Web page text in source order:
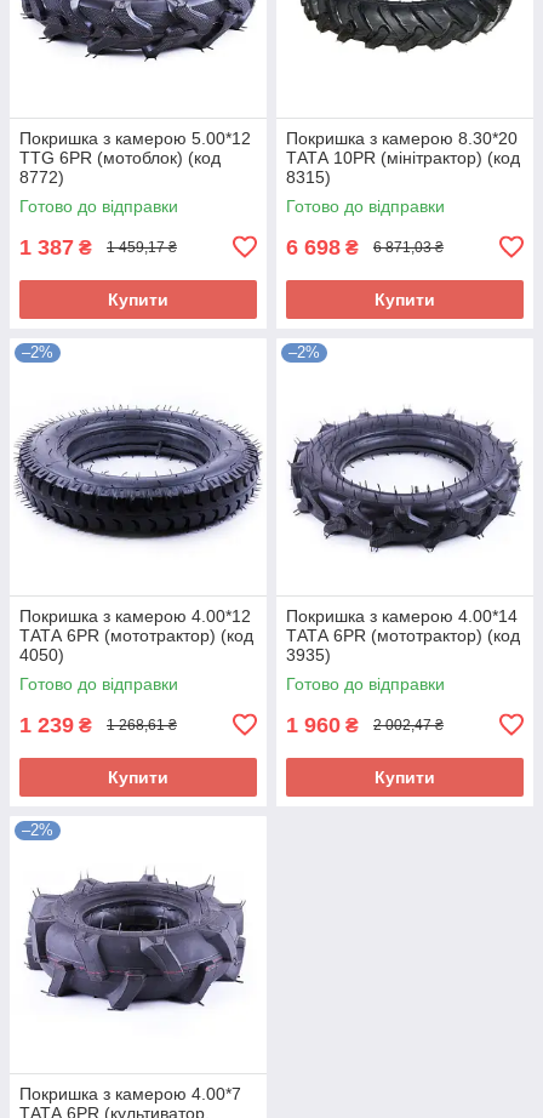
Покришка з камерою 5.00*12
TTG 6PR (мотоблок) (код
8772)
Готово до відправки
1 387 ₴ 1 459,17 ₴
Купити
Покришка з камерою 8.30*20
ТАТА 10PR (мінітрактор) (код
8315)
Готово до відправки
6 698 ₴ 6 871,03 ₴
Купити
–2%
Покришка з камерою 4.00*12
ТАТА 6PR (мототрактор) (код
4050)
Готово до відправки
1 239 ₴ 1 268,61 ₴
Купити
–2%
Покришка з камерою 4.00*14
ТАТА 6PR (мототрактор) (код
3935)
Готово до відправки
1 960 ₴ 2 002,47 ₴
Купити
–2%
Покришка з камерою 4.00*7
ТАТА 6PR (культиватор,